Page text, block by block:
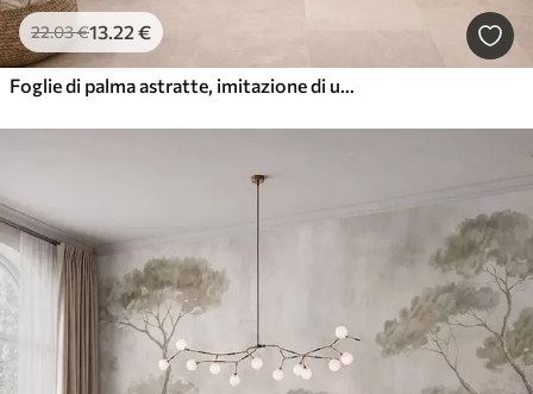
22.03€13.22 €
Foglie di palma astratte, imitazione di un dipinto